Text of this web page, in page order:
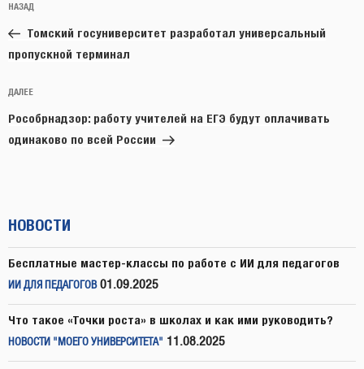
по
записям
Предыдущая
запись:
НАЗАД
Томский госуниверситет разработал универсальный
пропускной терминал
Следующая
запись
ДАЛЕЕ
Рособрнадзор: работу учителей на ЕГЭ будут оплачивать
одинаково по всей России
НОВОСТИ
Бесплатные мастер-классы по работе с ИИ для педагогов
ИИ ДЛЯ ПЕДАГОГОВ 01.09.2025
Что такое «Точки роста» в школах и как ими руководить?
НОВОСТИ "МОЕГО УНИВЕРСИТЕТА" 11.08.2025